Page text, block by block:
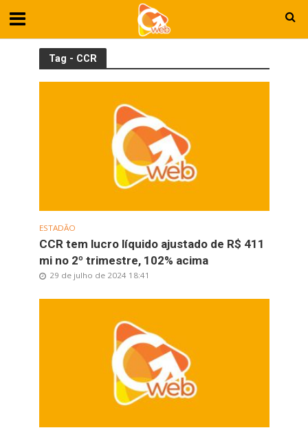
Tag - CCR
ESTADÃO
CCR tem lucro líquido ajustado de R$ 411
mi no 2º trimestre, 102% acima
29 de julho de 2024 18:41